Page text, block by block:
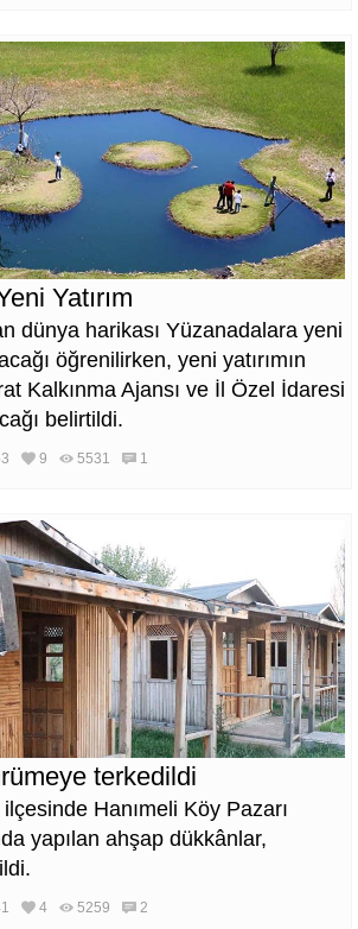
Yatırım
dünya harikası Yüzanadalara yeni
öğrenilirken, yeni yatırımın
Kalkınma Ajansı ve İl Özel İdaresi
belirtildi.
9 5531 1
terkedildi
Hanımeli Köy Pazarı
yapılan ahşap dükkânlar,
4 5259 2